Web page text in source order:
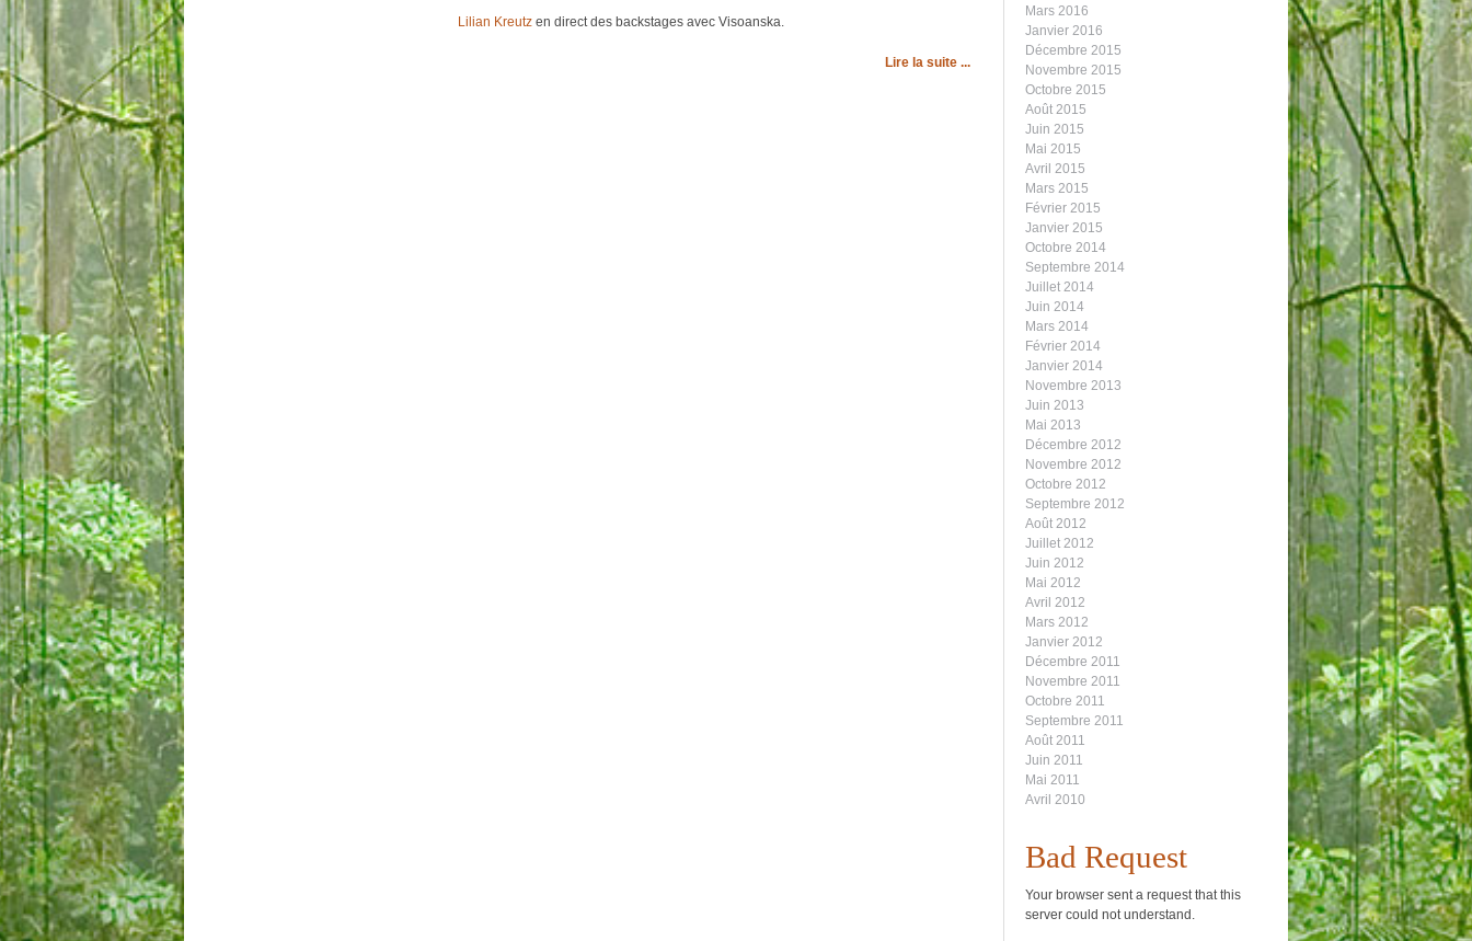
Mars 2016
Janvier 2016
Décembre 2015
Novembre 2015
Octobre 2015
Août 2015
Juin 2015
Mai 2015
Avril 2015
Mars 2015
Février 2015
Janvier 2015
Octobre 2014
Septembre 2014
Juillet 2014
Juin 2014
Mars 2014
Février 2014
Janvier 2014
Novembre 2013
Juin 2013
Mai 2013
Décembre 2012
Novembre 2012
Octobre 2012
Septembre 2012
Août 2012
Juillet 2012
Juin 2012
Mai 2012
Avril 2012
Mars 2012
Janvier 2012
Décembre 2011
Novembre 2011
Octobre 2011
Septembre 2011
Août 2011
Juin 2011
Mai 2011
Avril 2010
Bad Request
Your browser sent a request that this
server could not understand.
Lilian Kreutz en direct des backstages avec Visoanska.
Lire la suite ...